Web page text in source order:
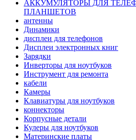
АККУМУЛЯТОРЫ ДЛЯ
ПЛАНШЕТОВ
антенны
Динамики
дисплеи для телефонов
Дисплеи электронных книг
Зарядки
Инверторы для ноутбуков
Инструмент для ремонта
кабели
Камеры
Клавиатуры для ноутбуков
коннекторы
Корпусные детали
Кулеры для ноутбуков
Материнские платы